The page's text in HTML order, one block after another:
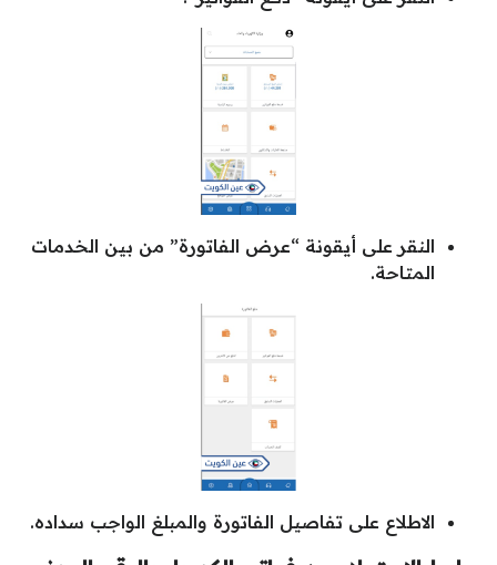
النقر على أيقونة “عرض الفاتورة” من بين الخدمات
المتاحة.
الاطلاع على تفاصيل الفاتورة والمبلغ الواجب سداده.